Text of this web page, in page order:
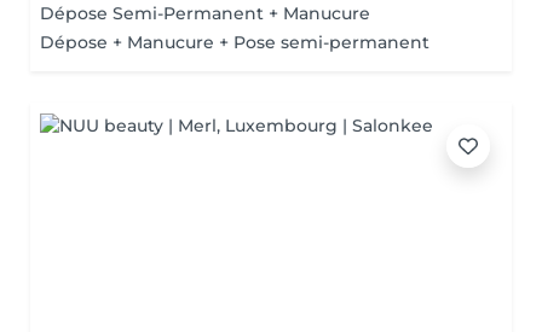
Dépose Semi-Permanent + Manucure
Dépose + Manucure + Pose semi-permanent